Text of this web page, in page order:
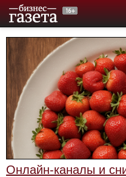
Онлайн-каналы и